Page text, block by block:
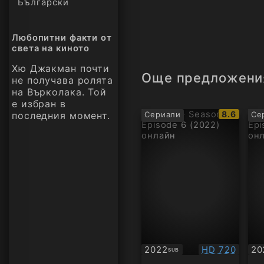
Български
Любопитни факти от
света на киното
Хю Джакман почти
не получава ролята
на Върколака. Той
е избран в
последния момент.
Още
Сериали
IMDb
рейтинг:
8.6
2022SUB
Субтитри Качество:
HD 720